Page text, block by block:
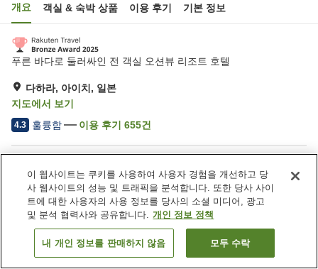
개요 객실 & 숙박 상품 이용 후기 기본 정보
푸른 바다로 둘러싸인 전 객실 오션뷰 리조트 호텔
다하라, 아이치, 일본
지도에서 보기
4.3 훌륭함 이용 후기 655건
Wi-Fi
사우나
스파 / 미용실
레스토랑
일본 아이치 다하라 이라코 오션 리조트
객실 보기
이 웹사이트는 쿠키를 사용하여 사용자 경험을 개선하고 당
사 웹사이트의 성능 및 트래픽을 분석합니다. 또한 당사 사이
트에 대한 사용자의 사용 정보를 당사의 소셜 미디어, 광고
및 분석 협력사와 공유합니다. 개인 정보 정책
내 개인 정보를 판매하지 않음 모두 수락